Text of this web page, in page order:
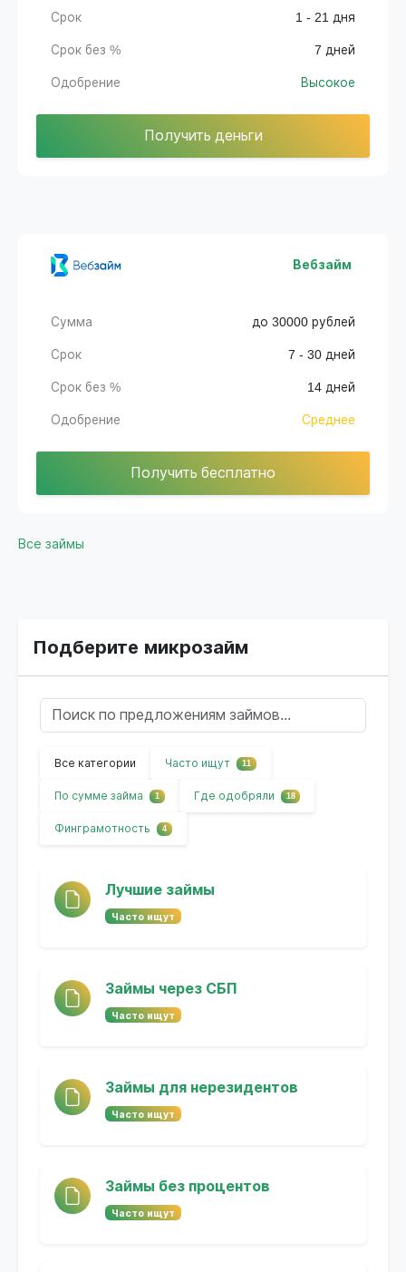
Срок 1 - 21 дня
Срок без % 7 дней
Одобрение Высокое
Получить деньги
Вебзайм
Сумма до 30000 рублей
Срок 7 - 30 дней
Срок без % 14 дней
Одобрение Среднее
Получить бесплатно
Все займы
Подберите микрозайм
Все категории Часто ищут 11
По сумме займа 1 Где одобряли 18
Финграмотность 4
Лучшие займы
Часто ищут
Займы через СБП
Часто ищут
Займы для нерезидентов
Часто ищут
Займы без процентов
Часто ищут